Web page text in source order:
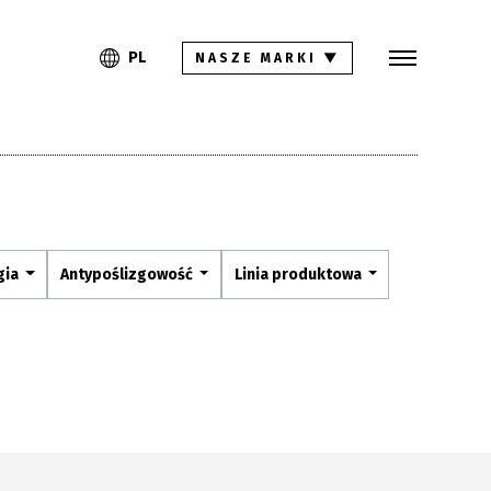
PL
PL NASZE MARKI ▼
Antypoślizgowość Linia produktowa
Inspiracje
Pliki do pobrania
Strefa architekta